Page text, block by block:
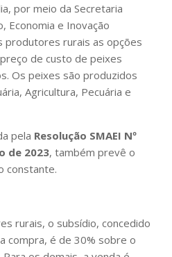
por meio da Secretaria
Economia e Inovação
produtores rurais as opções
de custo de peixes
Os peixes são produzidos
Agricultura, Pecuária e
pela Resolução SMAEI Nº
de 2023, também prevê o
constante.
rurais, o subsídio, concedido
compra, é de 30% sobre o